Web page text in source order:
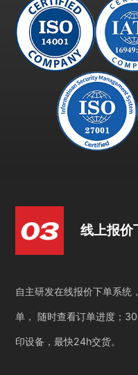
线上报
自主研发在线报价下单系统
单， 随时查看订单进度；
印设备，最快24h交货。